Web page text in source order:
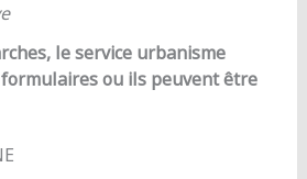
le service urbanisme
ou ils peuvent être